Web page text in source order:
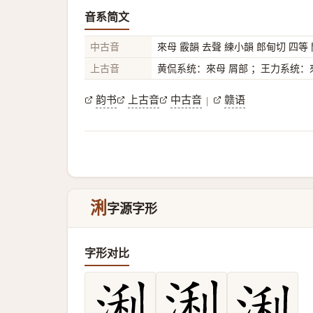
音系简文
中古音
來母 霰韻 去聲 練小韻 郎甸切 四等
上古音
黄侃系统：來母 屑部 ；王力系统：
韵书 上古音 中古音 | 赣语
浰 字源字形
字形对比